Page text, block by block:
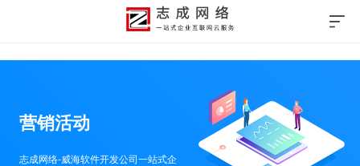
营销活动
志成网络-威海软件开发公司一站式企